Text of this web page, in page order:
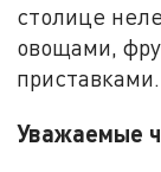
столице
овощами,
приставками.
Уважаемые